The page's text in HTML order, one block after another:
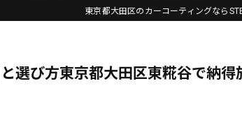
東京都大田区のカーコーティングなら
選び方東京都大田区東糀谷で納得